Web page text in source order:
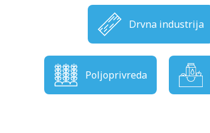
Drvna industrija
Poljoprivreda